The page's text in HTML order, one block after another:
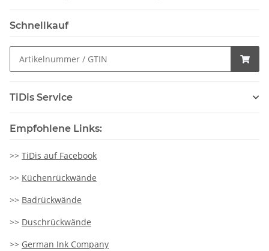
Schnellkauf
TiDis Service
Empfohlene Links:
>> TiDis auf Facebook
>> Küchenrückwände
>> Badrückwände
>> Duschrückwände
>> German Ink Company